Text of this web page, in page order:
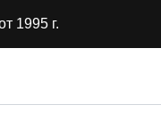
1995 г.